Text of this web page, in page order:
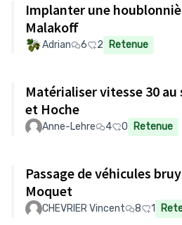
Implanter une
Malakoff
Adrian 6 2 Retenue
Matérialiser vitesse 30 au
et Hoche
Anne-Lehre 4 0 Retenue
Passage de véhicules
Moquet
CHEVRIER Vincent 8 1